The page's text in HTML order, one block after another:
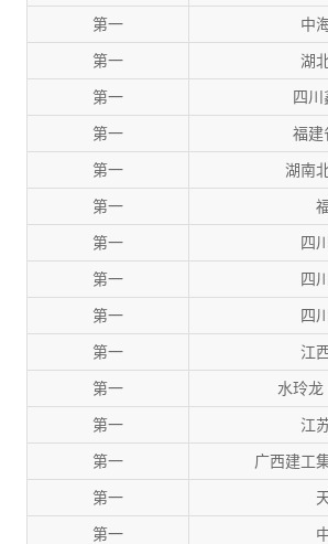
第一 中
第一 湖
第一 四
第一 福建
第一 湖南
第一
第一 四
第一 四
第一 四
第一 江
第一 水玲
第一 江
第一 广西建工
第一
第一